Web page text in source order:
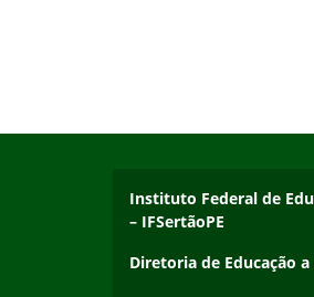
Endereço
Instituto Federal de
– IFSertãoPE
Diretoria de Educação a